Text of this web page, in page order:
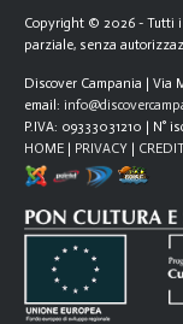
Copyright © 2026 - Tutti
parziale, senza
Discover Campania | Via
email:
P.IVA: 09333031210 | N°
HOME| PRIVACY |